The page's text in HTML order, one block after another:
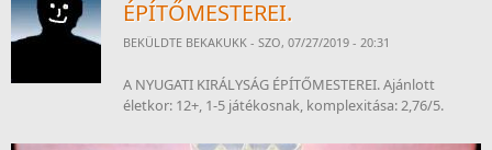
ÉPÍTŐMESTEREI.
BEKÜLDTE BEKAKUKK - SZO, 07/27/2019 - 20:31
A NYUGATI KIRÁLYSÁG ÉPÍTŐMESTEREI. Ajánlott
életkor: 12+, 1-5 játékosnak, komplexitása: 2,76/5.